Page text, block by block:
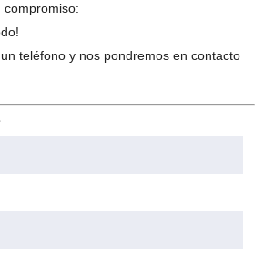
compromiso:
teléfono y nos pondremos en contacto